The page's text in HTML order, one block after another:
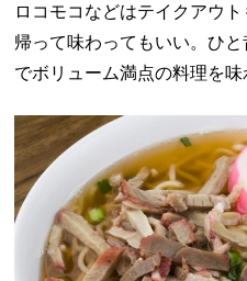
ロコモコなどはテイクアウ
帰って味わってもいい。ひ
でボリューム満点の料理を味